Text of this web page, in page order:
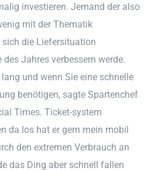
investieren. Jemand der also
mit der Thematik
die Liefersituation
Jahres verbessern werde.
und wenn Sie eine schnelle
benötigen, sagte Spartenchef
Times. Ticket-system
da los hat er gern mein mobil
den extremen Verbrauch an
das Ding aber schnell fallen